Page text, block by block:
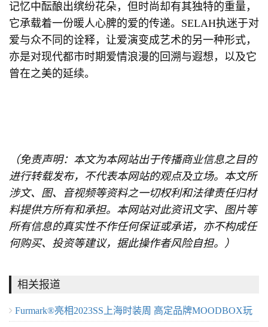
记忆中酝酿出缤纷花朵，但时尚却有其独特的重量，
它承载着一份暖人心脾的爱的传递。SELAH执迷于对
爱与众不同的诠释，让爱演变成艺术的另一种形式，
亦是对现代都市时期爱情浪漫的回溯与遐想，以及它
曾在之美的延续。
（免责声明：本文为本网站出于传播商业信息之目的
进行转载发布，不代表本网站的观点及立场。本文所
涉文、图、音视频等资料之一切权利和法律责任归材
料提供方所有和承担。本网站对此资讯文字、图片等
所有信息的真实性不作任何保证或承诺，亦不构成任
何购买、投资等建议，据此操作者风险自担。）
相关报道
Furmark®亮相2023SS上海时装周 ⾼定品牌MOODBOX玩